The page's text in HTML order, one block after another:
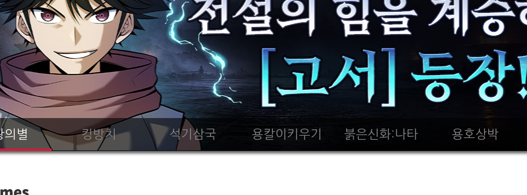
의별 킹방치 석기삼국 용칼이키우기 붉은신화:나타 용호상박